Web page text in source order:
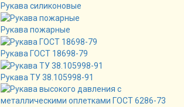
Рукава силиконовые
Рукава пожарные
Рукава ГОСТ 18698-79
Рукава ТУ 38.105998-91